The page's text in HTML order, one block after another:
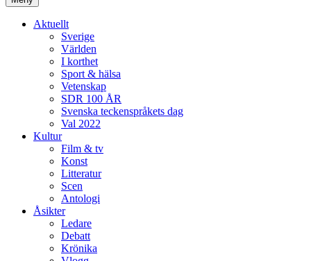
Aktuellt
Sverige
Världen
I korthet
Sport & hälsa
Vetenskap
SDR 100 ÅR
Svenska teckenspråkets dag
Val 2022
Kultur
Film & tv
Konst
Litteratur
Scen
Antologi
Åsikter
Ledare
Debatt
Krönika